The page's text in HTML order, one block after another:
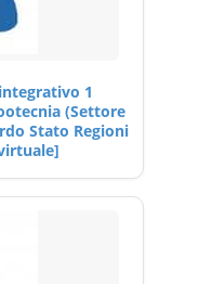
1
(Settore
Stato Regioni